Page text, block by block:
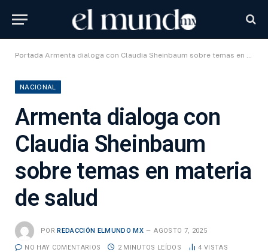
Portada Armenta dialoga con Claudia Sheinbaum sobre temas en materia de salud
NACIONAL
Armenta dialoga con
Claudia Sheinbaum
sobre temas en materia
de salud
POR REDACCIÓN ELMUNDO MX AGOSTO 7, 2025
NO HAY COMENTARIOS 2 MINUTOS LEÍDOS 4 VISTAS